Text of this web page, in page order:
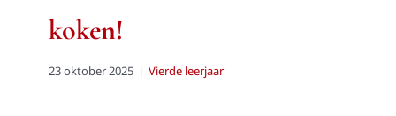
koken!
23 oktober 2025 | Vierde leerjaar